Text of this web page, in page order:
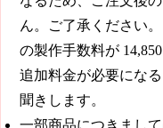
ん。ご了承ください
の製作手数料が
追加料金が必要にな
聞きします。
一部商品につきまし